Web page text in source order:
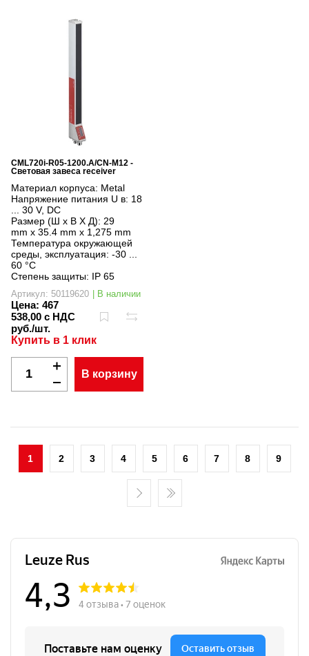
CML720i-R05-1200.A/CN-M12 -
Световая завеса receiver
Материал корпуса: Metal
Напряжение питания U в: 18
... 30 V, DC
Размер (Ш x В X Д): 29
mm x 35.4 mm x 1,275 mm
Температура окружающей
среды, эксплуатация: -30 ...
60 °C
Степень защиты: IP 65
Артикул: 50119620 | В наличии
Цена: 467
538,00 с НДС
руб./шт.
Купить в 1 клик
В корзину
1 2 3 4 5 6 7 8 9